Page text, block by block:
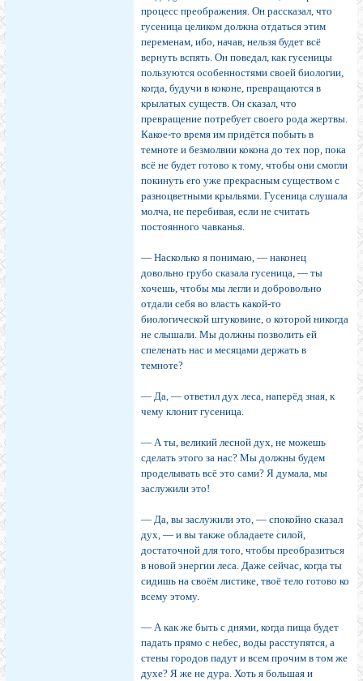
процесс преображения. Он рассказал, что
гусеница целиком должна отдаться этим
переменам, ибо, начав, нельзя будет всё
вернуть вспять. Он поведал, как гусеницы
пользуются особенностями своей биологии,
когда, будучи в коконе, превращаются в
крылатых существ. Он сказал, что
превращение потребует своего рода жертвы.
Какое-то время им придётся побыть в
темноте и безмолвии кокона до тех пор, пока
всё не будет готово к тому, чтобы они смогли
покинуть его уже прекрасным существом с
разноцветными крыльями. Гусеница слушала
молча, не перебивая, если не считать
постоянного чавканья.
— Насколько я понимаю, — наконец
довольно грубо сказала гусеница, — ты
хочешь, чтобы мы легли и добровольно
отдали себя во власть какой-то
биологической штуковине, о которой никогда
не слышали. Мы должны позволить ей
спеленать нас и месяцами держать в
темноте?
— Да, — ответил дух леса, наперёд зная, к
чему клонит гусеница.
— А ты, великий лесной дух, не можешь
сделать этого за нас? Мы должны будем
проделывать всё это сами? Я думала, мы
заслужили это!
— Да, вы заслужили это, — спокойно сказал
дух, — и вы также обладаете силой,
достаточной для того, чтобы преобразиться
в новой энергии леса. Даже сейчас, когда ты
сидишь на своём листике, твоё тело готово ко
всему этому.
— А как же быть с днями, когда пища будет
падать прямо с небес, воды расступятся, а
стены городов падут и всем прочим в том же
духе? Я же не дура. Хоть я большая и